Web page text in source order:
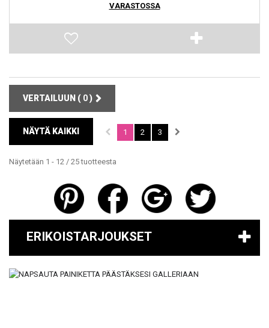
VARASTOSSA
VERTAILUUN ( 0)
NÄYTÄ KAIKKI 1 2 3
Näytetään 1 - 12 / 25 tuotteesta
ERIKOISTARJOUKSET